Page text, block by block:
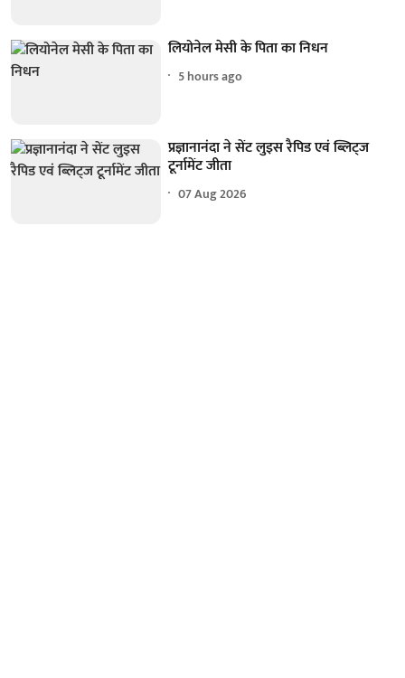
लियोनेल मेसी के पिता का निधन
5 hours ago
प्रज्ञानानंदा ने सेंट लुइस रैपिड एवं ब्लिट्ज
टूर्नामेंट जीता
07 Aug 2026